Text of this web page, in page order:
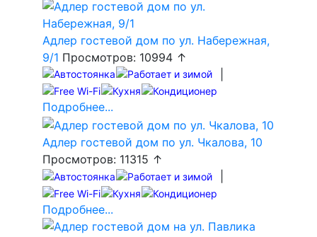
Адлер гостевой дом по ул. Набережная,
9/1 Просмотров: 10994 ↑
Подробнее...
Адлер гостевой дом по ул. Чкалова, 10
Просмотров: 11315 ↑
Подробнее...